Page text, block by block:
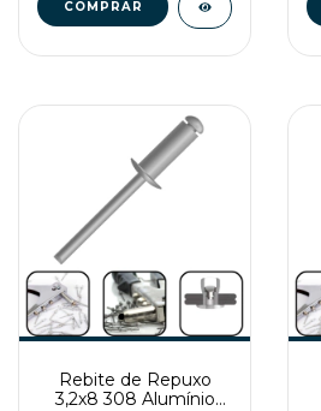
Rebite de Repuxo
3,2x8 308 Alumínio